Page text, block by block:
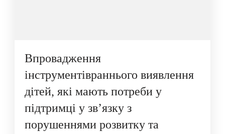
Впровадження
інструментівраннього виявлення
дітей, які мають потреби у
підтримці у зв’язку з
порушеннями розвитку та